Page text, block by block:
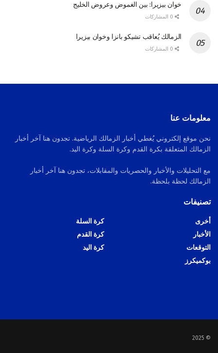
خوان بيزيرا: بين الغموض وعروض الخليج
الزمالك يُعاقب تشيكو بانزا وخوان بيزيرا
معلومات عنا
نحن موقع إلكتروني يُغطي أخبار الزمالك الرياضية. تجدون هنا آخر أخبار
الزمالك المتعلقة بكرة القدم وكرة السلة وكرة اليد.
مع التحليلات والأخبار والحصريات والمقابلات، تجدون هنا آخر أخبار
الزمالك لحظة بلحظة.
تصنيفات
أخرى
الأخبار
التوقعات
بوكميكرز
كرة السلة
كرة القدم
كرة اليد
© 2025